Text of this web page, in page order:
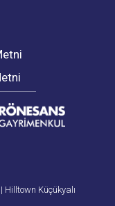
Hilltown Küçükyalı